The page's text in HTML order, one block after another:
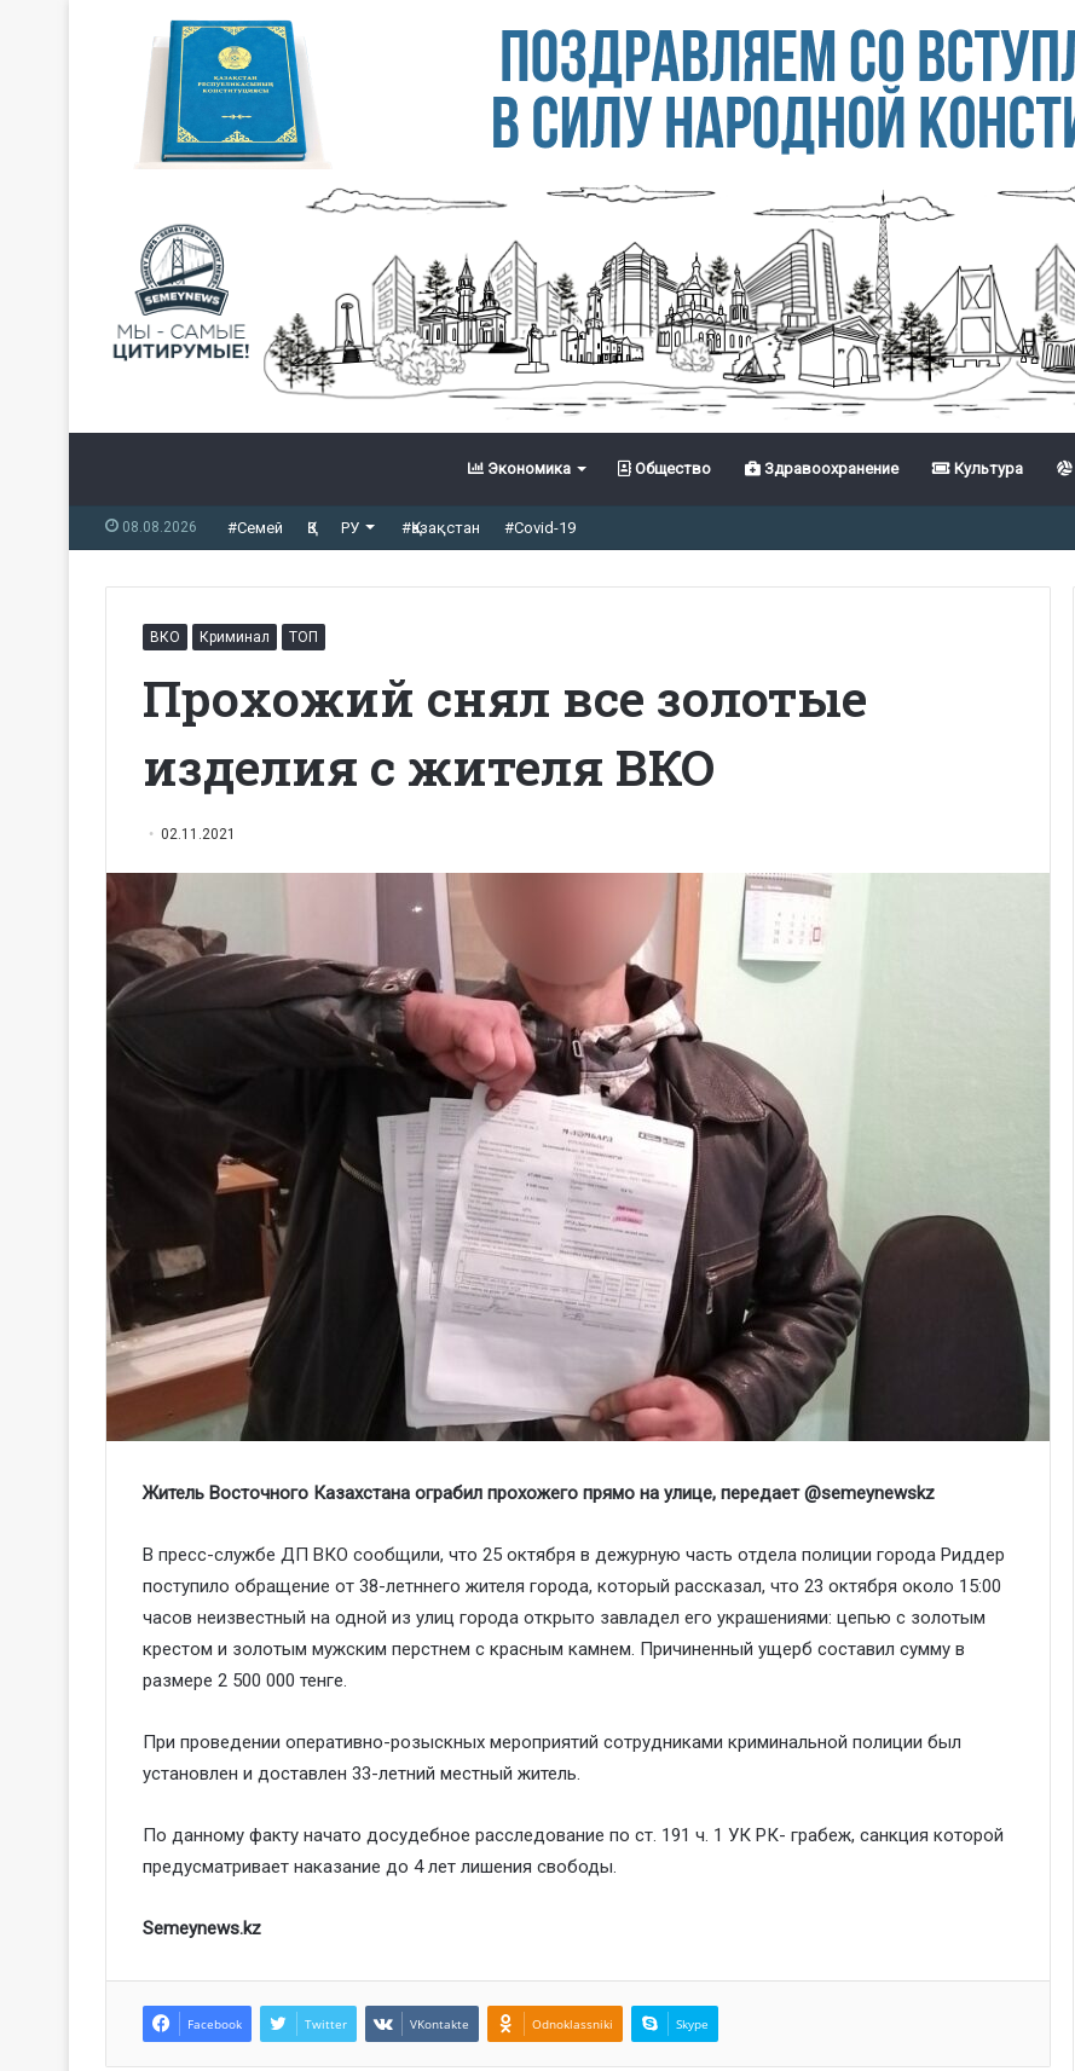
Экономика Общество Здравоохранение Культура
08.08.2026 #Семей ҚЗ РУ #Қазақстан #Covid-19
ВКО Криминал ТОП
Прохожий снял все золотые
изделия с жителя ВКО
02.11.2021
Житель Восточного Казахстана ограбил прохожего прямо на улице, передает @semeynewskz
В пресс-службе ДП ВКО сообщили, что 25 октября в дежурную часть отдела полиции города Риддер
поступило обращение от 38-летннего жителя города, который рассказал, что 23 октября около 15:00
часов неизвестный на одной из улиц города открыто завладел его украшениями: цепью с золотым
крестом и золотым мужским перстнем с красным камнем. Причиненный ущерб составил сумму в
размере 2 500 000 тенге.
При проведении оперативно-розыскных мероприятий сотрудниками криминальной полиции был
установлен и доставлен 33-летний местный житель.
По данному факту начато досудебное расследование по ст. 191 ч. 1 УК РК- грабеж, санкция которой
предусматривает наказание до 4 лет лишения свободы.
Semeynews.kz
Facebook Twitter VKontakte Odnoklassniki Skype